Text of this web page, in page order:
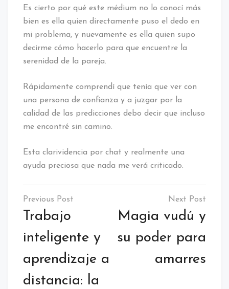
Es cierto por qué este médium no lo conocí más
bien es ella quien directamente puso el dedo en
mi problema, y ​​nuevamente es ella quien supo
decirme cómo hacerlo para que encuentre la
serenidad de la pareja.
Rápidamente comprendí que tenía que ver con
una persona de confianza y a juzgar por la
calidad de las predicciones debo decir que incluso
me encontré sin camino.
Esta clarividencia por chat y realmente una
ayuda preciosa que nada me verá criticado.
Navegación
de
entradas
Trabajo
inteligente y
aprendizaje a
distancia: la
Magia vudú y
su poder para
amarres